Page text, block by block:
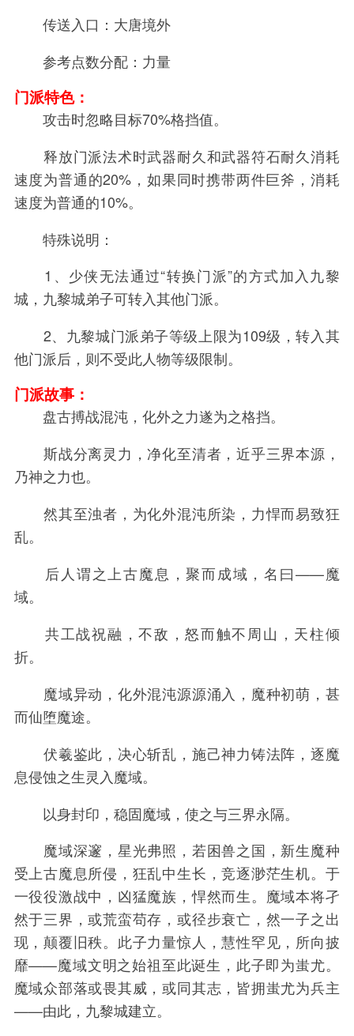
传送入口：大唐境外
参考点数分配：力量
门派特色：
攻击时忽略目标70%格挡值。
释放门派法术时武器耐久和武器符石耐久消耗
速度为普通的20%，如果同时携带两件巨斧，消耗
速度为普通的10%。
特殊说明：
1、少侠无法通过“转换门派”的方式加入九黎
城，九黎城弟子可转入其他门派。
2、九黎城门派弟子等级上限为109级，转入其
他门派后，则不受此人物等级限制。
门派故事：
盘古搏战混沌，化外之力遂为之格挡。
斯战分离灵力，净化至清者，近乎三界本源，
乃神之力也。
然其至浊者，为化外混沌所染，力悍而易致狂
乱。
后人谓之上古魔息，聚而成域，名曰——魔
域。
共工战祝融，不敌，怒而触不周山，天柱倾
折。
魔域异动，化外混沌源源涌入，魔种初萌，甚
而仙堕魔途。
伏羲鉴此，决心斩乱，施己神力铸法阵，逐魔
息侵蚀之生灵入魔域。
以身封印，稳固魔域，使之与三界永隔。
魔域深邃，星光弗照，若困兽之国，新生魔种
受上古魔息所侵，狂乱中生长，竞逐渺茫生机。于
一役役激战中，凶猛魔族，悍然而生。魔域本将孑
然于三界，或荒蛮苟存，或径步衰亡，然一子之出
现，颠覆旧秩。此子力量惊人，慧性罕见，所向披
靡——魔域文明之始祖至此诞生，此子即为蚩尤。
魔域众部落或畏其威，或同其志，皆拥蚩尤为兵主
——由此，九黎城建立。